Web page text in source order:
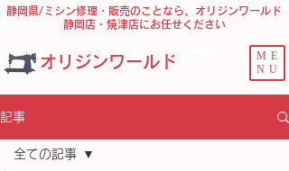
オリジンワールド
ME
NU
静岡県/ミシン修理・販売のことなら、オリジンワールド
静岡店・焼津店にお任せください
記事
全ての記事